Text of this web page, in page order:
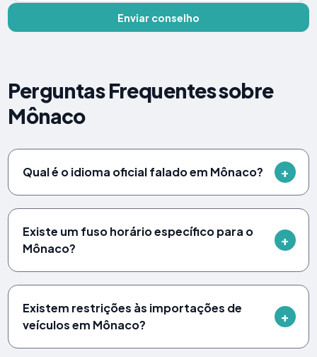
Enviar conselho
Perguntas Frequentes sobre
Mônaco
Qual é o idioma oficial falado em Mônaco?
Existe um fuso horário específico para o
Mônaco?
Existem restrições às importações de
veículos em Mônaco?